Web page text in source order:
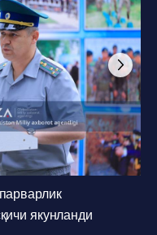
якунланди
1 /36